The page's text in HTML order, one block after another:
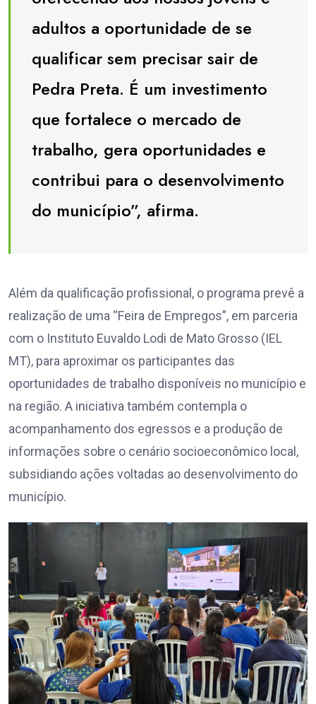
adultos a oportunidade de se
qualificar sem precisar sair de
Pedra Preta. É um investimento
que fortalece o mercado de
trabalho, gera oportunidades e
contribui para o desenvolvimento
do município”, afirma.
Além da qualificação profissional, o programa prevê a
realização de uma “Feira de Empregos”, em parceria
com o Instituto Euvaldo Lodi de Mato Grosso (IEL
MT), para aproximar os participantes das
oportunidades de trabalho disponíveis no município e
na região. A iniciativa também contempla o
acompanhamento dos egressos e a produção de
informações sobre o cenário socioeconômico local,
subsidiando ações voltadas ao desenvolvimento do
município.